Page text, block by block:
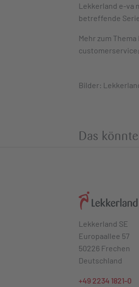
Lekkerland e-va
betreffende
Mehr zum
Bilder:
Das
Lekkerland SE
Europaallee 57
50226 Frechen
Deutschland
+49 2234 1821-0